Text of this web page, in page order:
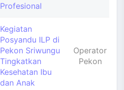
Profesional
Kegiatan
Posyandu ILP di
Pekon Sriwungu
Tingkatkan
Kesehatan Ibu
dan Anak
Operator
Pekon